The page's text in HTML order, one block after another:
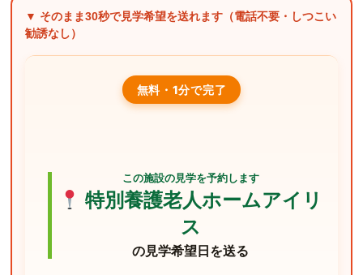
▼ そのまま30秒で見学希望を送れます（電話不要・しつこい
勧誘なし）
無料・1分で完了
この施設の見学を予約します
特別養護老人ホームアイリ
ス
の見学希望日を送る